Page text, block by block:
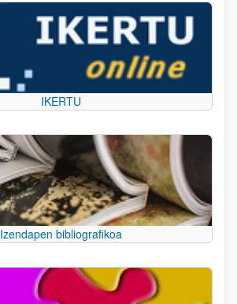
IKERTU
Izendapen bibliografikoa